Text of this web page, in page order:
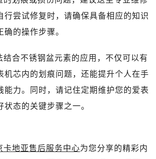
行尝试修复时，请确保具备相应的知识
的操作步骤。
结合不锈钢盆元素的应用，不仅可以有
机芯内的划痕问题，还能提升个人在手
能力。同时，请记住定期维护您的爱表
状态的关键步骤之一。
卡地亚售后服务中心为您分享的精彩内